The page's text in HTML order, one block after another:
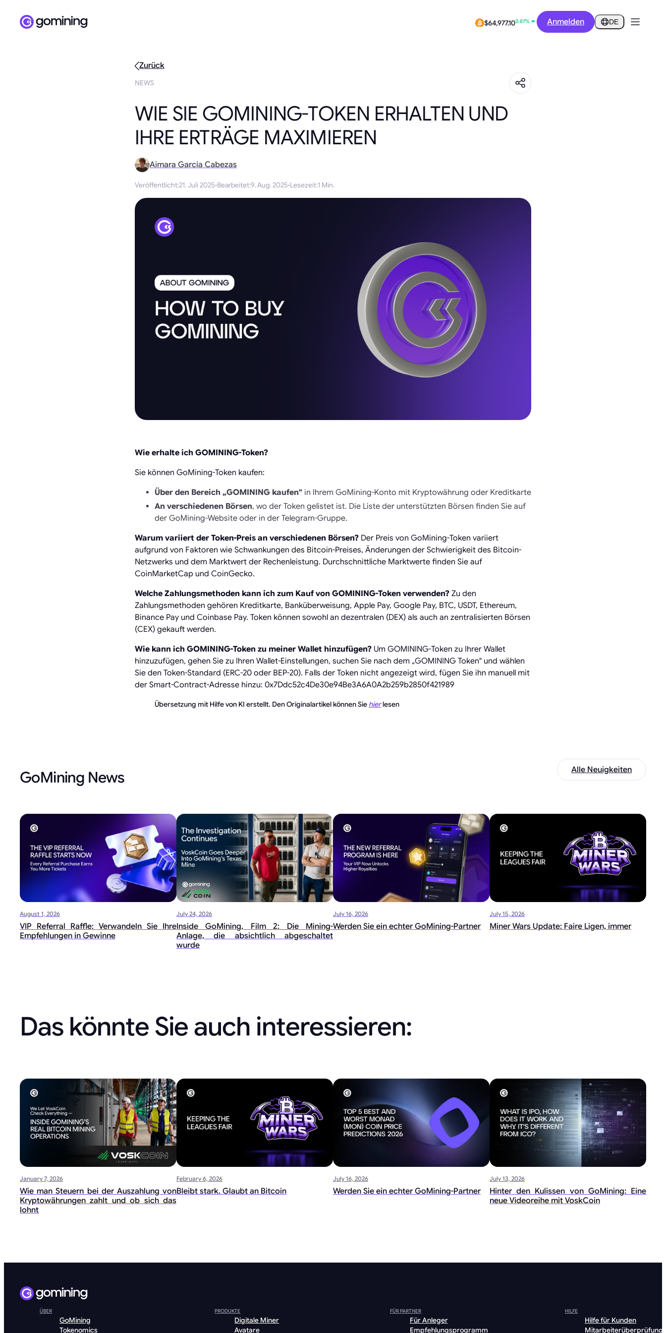
$0.2918 12.88% Anmelden DE
Zurück
NEWS
WIE SIE GOMINING-TOKEN ERHALTEN UND
IHRE ERTRÄGE MAXIMIEREN
Aimara García Cabezas
Veröffentlicht:21. Juli 2025·Bearbeitet:9. Aug. 2025·Lesezeit:1 Min.
Wie erhalte ich GOMINING-Token?
Sie können GoMining-Token kaufen:
Über den Bereich „GOMINING kaufen" in Ihrem GoMining-Konto mit Kryptowährung oder Kreditkarte
An verschiedenen Börsen, wo der Token gelistet ist. Die Liste der unterstützten Börsen finden Sie auf
der GoMining-Website oder in der Telegram-Gruppe.
Warum variiert der Token-Preis an verschiedenen Börsen? Der Preis von GoMining-Token variiert
aufgrund von Faktoren wie Schwankungen des Bitcoin-Preises, Änderungen der Schwierigkeit des Bitcoin-
Netzwerks und dem Marktwert der Rechenleistung. Durchschnittliche Marktwerte finden Sie auf
CoinMarketCap und CoinGecko.
Welche Zahlungsmethoden kann ich zum Kauf von GOMINING-Token verwenden? Zu den
Zahlungsmethoden gehören Kreditkarte, Banküberweisung, Apple Pay, Google Pay, BTC, USDT, Ethereum,
Binance Pay und Coinbase Pay. Token können sowohl an dezentralen (DEX) als auch an zentralisierten Börsen
(CEX) gekauft werden.
Wie kann ich GOMINING-Token zu meiner Wallet hinzufügen? Um GOMINING-Token zu Ihrer Wallet
hinzuzufügen, gehen Sie zu Ihren Wallet-Einstellungen, suchen Sie nach dem „GOMINING Token" und wählen
Sie den Token-Standard (ERC-20 oder BEP-20). Falls der Token nicht angezeigt wird, fügen Sie ihn manuell mit
der Smart-Contract-Adresse hinzu: 0x7Ddc52c4De30e94Be3A6A0A2b259b2850f421989
Übersetzung mit Hilfe von KI erstellt. Den Originalartikel können Sie hierlesen
GoMining News Alle Neuigkeiten
August 1, 2026
VIP Referral Raffle: Verwandeln Sie Ihre
Empfehlungen in Gewinne
July 24, 2026
Inside GoMining, Film 2: Die Mining-
Anlage, die absichtlich abgeschaltet
wurde
July 16, 2026
Werden Sie ein echter GoMining-Partner
July 15, 2026
Miner Wars Update: Faire Ligen, immer
Das könnte Sie auch interessieren:
January 7, 2026
Wie man Steuern bei der Auszahlung von
Kryptowährungen zahlt und ob sich das
lohnt
February 6, 2026
Bleibt stark. Glaubt an Bitcoin
July 16, 2026
Werden Sie ein echter GoMining-Partner
July 13, 2026
Hinter den Kulissen von GoMining: Eine
neue Videoreihe mit VoskCoin
ÜBER
GoMining
Tokenomics
PRODUKTE
Digitale Miner
Avatare
FÜR PARTNER
Für Anleger
Empfehlungsprogramm
HILFE
Hilfe für Kunden
Mitarbeiterüberprüfung